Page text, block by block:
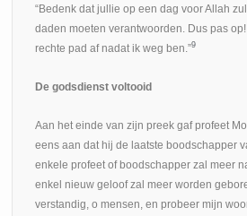
“Bedenk dat jullie op een dag voor Allah
daden moeten verantwoorden. Dus pas
rechte pad af nadat ik weg ben.”9
De godsdienst voltooid
Aan het einde van zijn preek gaf profeet
eens aan dat hij de laatste boodschapper
enkele profeet of boodschapper zal meer
enkel nieuw geloof zal meer worden
verstandig, o mensen, en probeer mijn